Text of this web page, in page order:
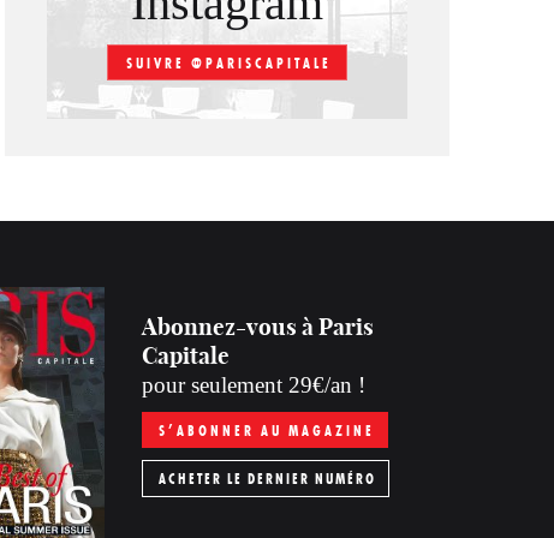
SUIVRE @PARISCAPITALE
Abonnez-vous à Paris
Capitale
pour seulement 29€/an !
S’ABONNER AU MAGAZINE
ACHETER LE DERNIER NUMÉRO